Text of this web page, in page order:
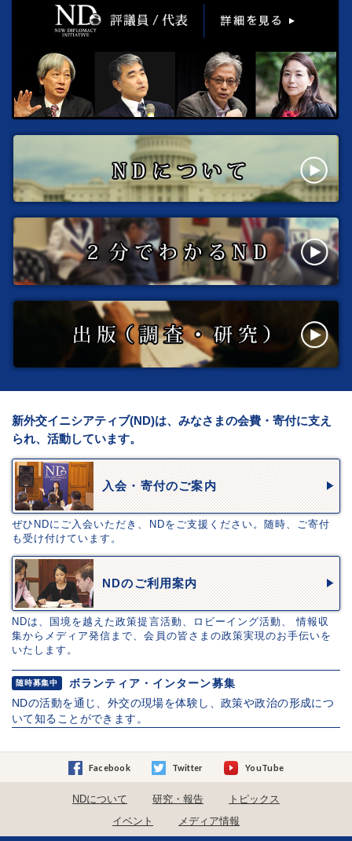
新外交イニシアティブ(ND)は、みなさまの会費・寄付に支え
られ、活動しています。
入会・寄付のご案内
ぜひNDにご入会いただき、NDをご支援ください。随時、ご寄付
も受け付けています。
NDのご利用案内
NDは、国境を越えた政策提言活動、ロビーイング活動、 情報収
集からメディア発信まで、会員の皆さまの政策実現のお手伝いを
いたします。
随時募集中
ボランティア・インターン募集
NDの活動を通じ、外交の現場を体験し、政策や政治の形成につ
いて知ることができます。
Facebook Twitter YouTube
NDについて 研究・報告
トピックス
イベント
メディア情報